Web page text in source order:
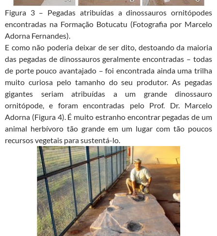
Figura 3 – Pegadas atribuídas a dinossauros ornitópodes
encontradas na Formação Botucatu (Fotografia por Marcelo
Adorna Fernandes).
E como não poderia deixar de ser dito, destoando da maioria
das pegadas de dinossauros geralmente encontradas – todas
de porte pouco avantajado – foi encontrada ainda uma trilha
muito curiosa pelo tamanho do seu produtor. As pegadas
gigantes seriam atribuídas a um grande dinossauro
ornitópode, e foram encontradas pelo Prof. Dr. Marcelo
Adorna (Figura 4). É muito estranho encontrar pegadas de um
animal herbívoro tão grande em um lugar com tão poucos
recursos vegetais para sustentá-lo.